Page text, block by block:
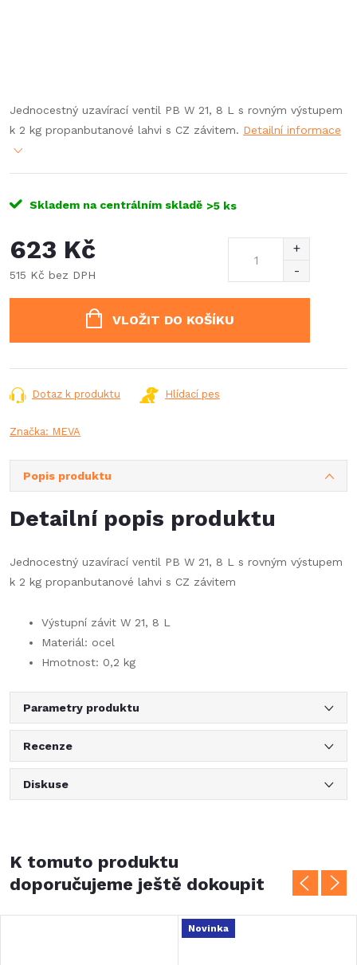
Jednocestný uzavírací ventil PB W 21, 8 L s rovným výstupem
k 2 kg propanbutanové lahvi s CZ závitem. Detailní informace
Skladem na centrálním skladě >5 ks
623 Kč
515 Kč bez DPH
VLOŽIT DO KOŠÍKU
Dotaz k produktu Hlídací pes
Značka: MEVA
Popis produktu
Detailní popis produktu
Jednocestný uzavírací ventil PB W 21, 8 L s rovným výstupem
k 2 kg propanbutanové lahvi s CZ závitem
Výstupní závit W 21, 8 L
Materiál: ocel
Hmotnost: 0,2 kg
Parametry produktu
Recenze
Diskuse
K tomuto produktu
doporučujeme ještě dokoupit
Novinka